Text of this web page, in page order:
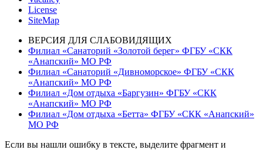
License
SiteMap
ВЕРСИЯ ДЛЯ СЛАБОВИДЯЩИХ
Филиал «Санаторий «Золотой берег» ФГБУ «СКК
«Анапский» МО РФ
Филиал «Санаторий «Дивноморское» ФГБУ «СКК
«Анапский» МО РФ
Филиал «Дом отдыха «Баргузин» ФГБУ «СКК
«Анапский» МО РФ
Филиал «Дом отдыха «Бетта» ФГБУ «СКК «Анапский»
МО РФ
Если вы нашли ошибку в тексте, выделите фрагмент и